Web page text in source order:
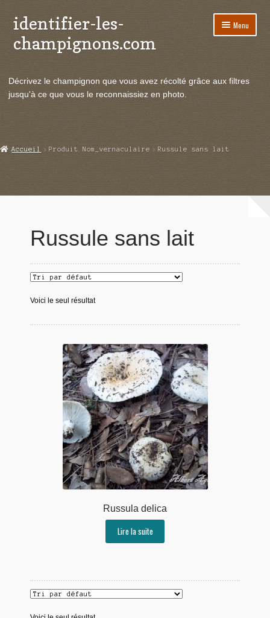
Aller
à
la
Aller
au
contenu
identifier-les-
champignons.com
Menu
le
Actualités
Echanges et contacts
Décrivez le champignon que vous avez récolté grâce aux filtres
jusqu'à ce que vous le reconnaissiez en photo.
Accueil Produit Nom_vernaculaire Russule sans lait
Russule sans lait
Voici le seul résultat
Russula delica
Lire la suite